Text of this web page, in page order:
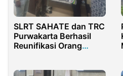
SLRT SAHATE dan TRC
Purwakarta Berhasil
Reunifikasi Orang